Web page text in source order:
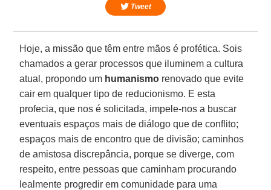
Tweet
Hoje, a missão que têm entre mãos é profética. Sois
chamados a gerar processos que iluminem a cultura
atual, propondo um humanismo renovado que evite
cair em qualquer tipo de reducionismo. E esta
profecia, que nos é solicitada, impele-nos a buscar
eventuais espaços mais de diálogo que de conflito;
espaços mais de encontro que de divisão; caminhos
de amistosa discrepância, porque se diverge, com
respeito, entre pessoas que caminham procurando
lealmente progredir em comunidade para uma